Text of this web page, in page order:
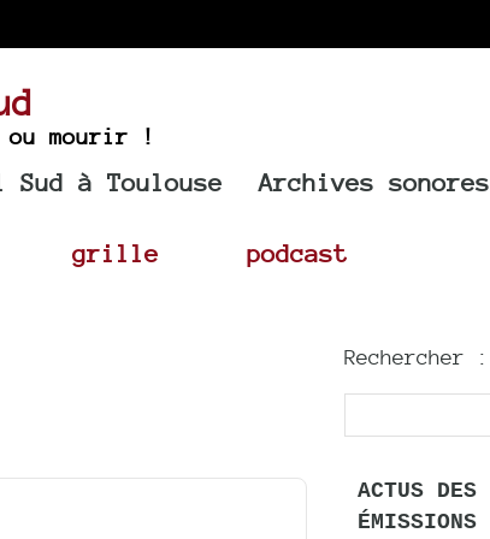
mourir !
Sud à Toulouse Archives sonores
grille podcast
Rechercher :
ACTUS DES
ÉMISSIONS